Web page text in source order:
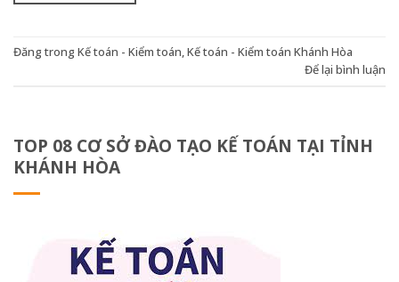
Đăng trongKế toán - Kiểm toán,Kế toán - Kiểm toán Khánh Hòa
Để lại bình luận
TOP 08 CƠ SỞ ĐÀO TẠO KẾ TOÁN TẠI TỈNH
KHÁNH HÒA